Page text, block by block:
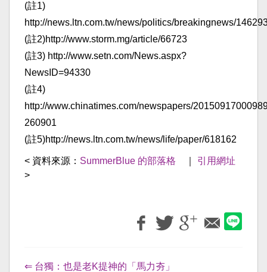
(註1)
http://news.ltn.com.tw/news/politics/breakingnews/
(註2)http://www.storm.mg/article/66723
(註3) http://www.setn.com/News.aspx?
NewsID=94330
(註4)
http://www.chinatimes.com/newspapers/
260901
(註5)http://news.ltn.com.tw/news/life/paper/618162
< 資料來源： SummerBlue 的部落格
引用網址
>
⇐ 台獨：也是老K提神的「馬力夯」